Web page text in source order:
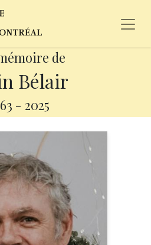
de
Bélair
- 2025